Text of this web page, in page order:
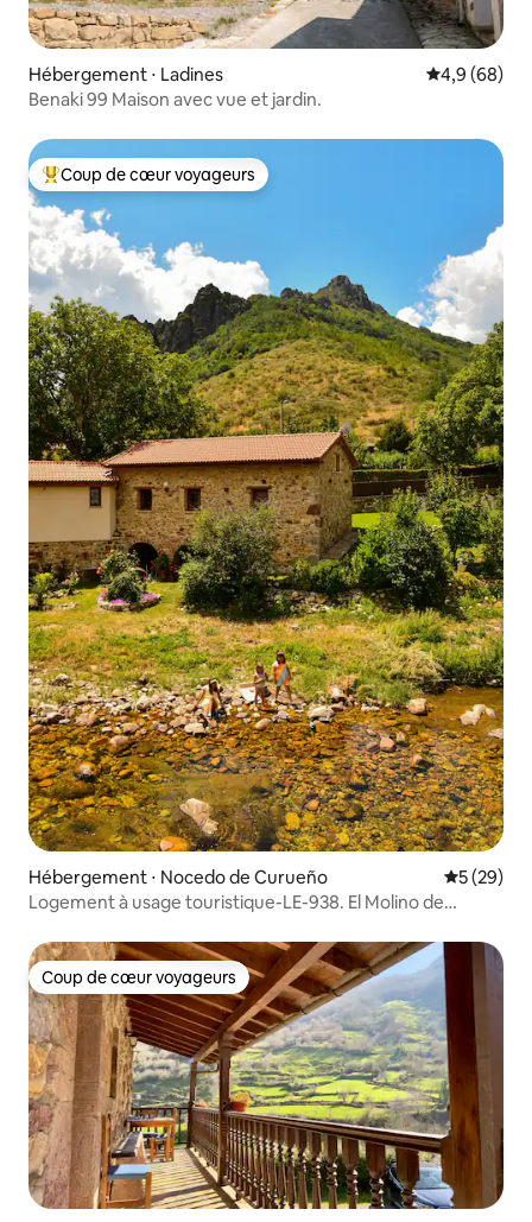
Hébergement ⋅ Ladines Évaluation
4,9 (68)
Benaki 99 Maison avec vue et jardin.
Coups de cœur voyageurs les plus appréciés
Coup de cœur voyageurs
Hébergement ⋅ Nocedo de Curueño
5 (29)
Logement à usage touristique-LE-938. El Molino de
Coup de cœur voyageurs
Coup de cœur voyageurs